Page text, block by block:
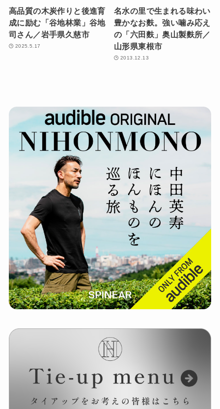
高品質の木炭作りと後進育
成に励む「谷地林業」谷地
司さん／岩手県久慈市
2025.5.17
名水の里で生まれる味わい
豊かなお麩。強い噛み応え
の「六田麩」奥山製麩所／
山形県東根市
2013.12.13